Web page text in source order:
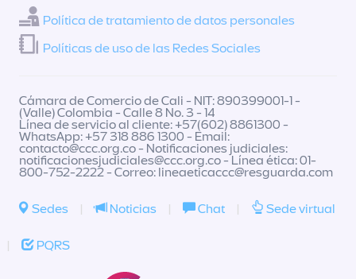
Política de tratamiento de datos personales
Políticas de uso de las Redes Sociales
Cámara de Comercio de Cali - NIT: 890399001-1 -
(Valle) Colombia - Calle 8 No. 3 - 14
Línea de servicio al cliente: +57(602) 8861300 -
WhatsApp: +57 318 886 1300 - Email:
contacto@ccc.org.co- Notificaciones judiciales:
notificacionesjudiciales@ccc.org.co- Línea ética: 01-
800-752-2222 - Correo: lineaeticaccc@resguarda.com
Sedes | Noticias | Chat | Sede virtual
| PQRS